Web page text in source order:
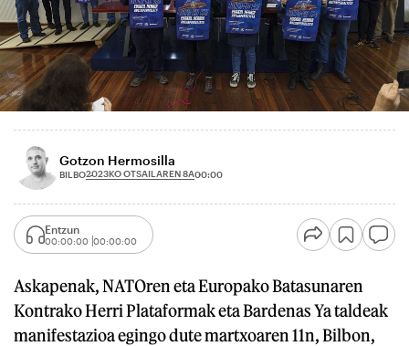
Gotzon Hermosilla
BILBO2023KO OTSAILAREN 8A00:00
Entzun
00:00:00 00:00:00
Askapenak, NATOren eta Europako Batasunaren
Kontrako Herri Plataformak eta Bardenas Ya taldeak
manifestazioa egingo dute martxoaren 11n, Bilbon,